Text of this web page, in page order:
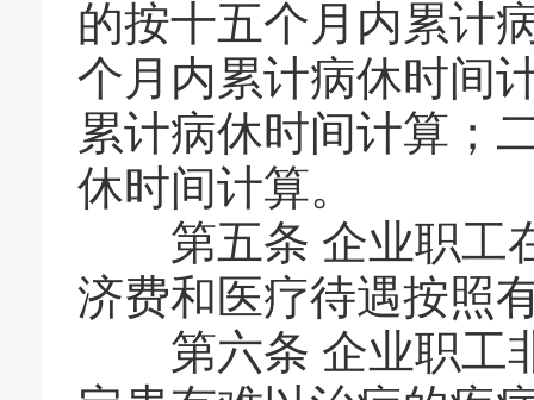
的按十五个月内累计
个月内累计病休时间
累计病休时间计算；
休时间计算。
第五条 企业职工
济费和医疗待遇按照
第六条 企业职工